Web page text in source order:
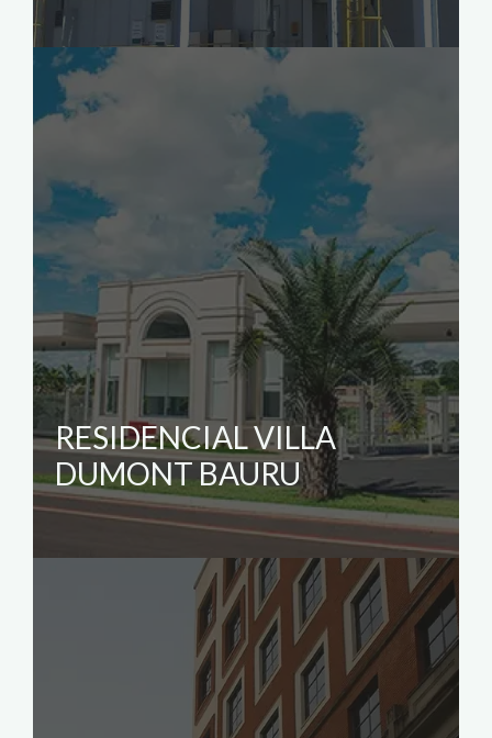
RESIDENCIAL VILLA
DUMONT BAURU